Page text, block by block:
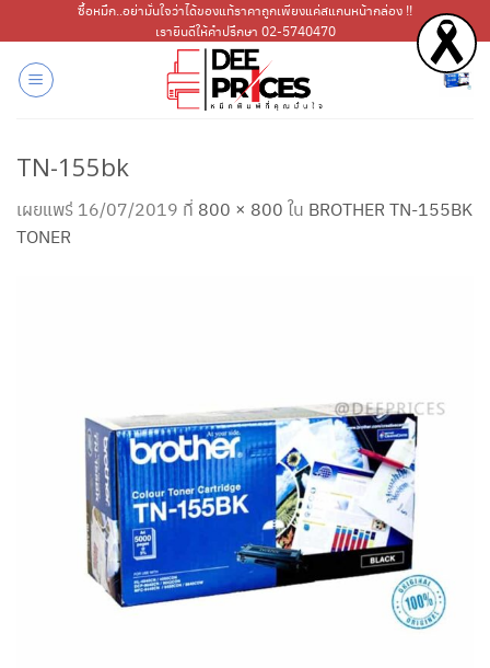
ไป
เนื้อหา
ซื้อหมึก..อย่ามั่นใจว่าได้ของแท้ราคาถูกเพียงแค่สแกนหน้ากล่อง !!
เรายินดีให้คำปรึกษา 02-5740470
TN-155bk
เผยแพร่ 16/07/2019 ที่ 800 × 800 ใน BROTHER TN-155BK
TONER